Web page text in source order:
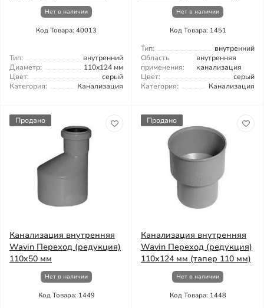
Нет в наличии
Код Товара: 40013
Тип:
внутренний
Диаметр:
110x124 мм
Цвет:
серый
Категория:
Канализация
Нет в наличии
Код Товара: 1451
Тип:
внутренний
Область
применения:
внутренняя
канализация
Цвет:
серый
Категория:
Канализация
Продано
Канализация внутренняя
Wavin Переход (редукция)
110x50 мм
Нет в наличии
Код Товара: 1449
Продано
Канализация внутренняя
Wavin Переход (редукция)
110x124 мм (тапер 110 мм)
Нет в наличии
Код Товара: 1448